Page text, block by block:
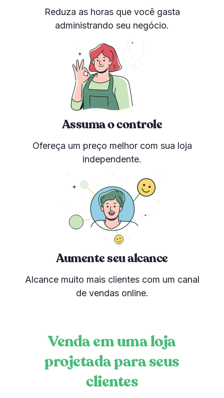
Reduza as horas que você gasta
administrando seu negócio.
Assuma o controle
Ofereça um preço melhor com sua loja
independente.
Aumente seu alcance
Alcance muito mais clientes com um canal
de vendas online.
Venda em uma loja
projetada para seus
clientes